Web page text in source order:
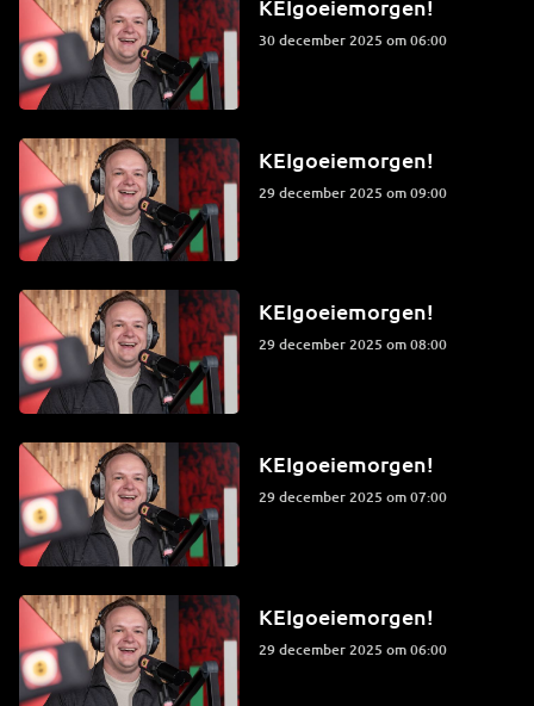
KEIgoeiemorgen!
30 december 2025 om 06:00
KEIgoeiemorgen!
29 december 2025 om 09:00
KEIgoeiemorgen!
29 december 2025 om 08:00
KEIgoeiemorgen!
29 december 2025 om 07:00
KEIgoeiemorgen!
29 december 2025 om 06:00